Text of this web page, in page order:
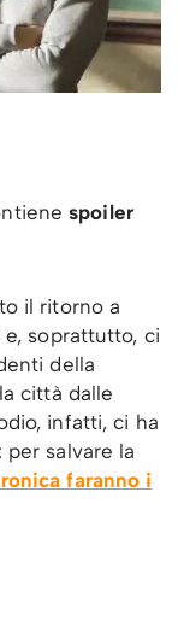
spoiler
il ritorno a
soprattutto, ci
della
città dalle
infatti, ci ha
salvare la
faranno i